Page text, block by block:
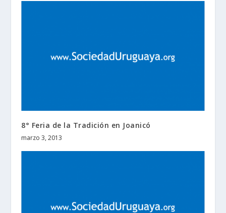
8° Feria de la Tradición en Joanicó
marzo 3, 2013